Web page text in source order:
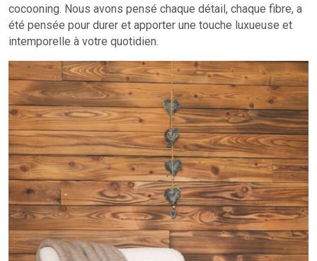
cocooning. Nous avons pensé chaque détail, chaque fibre, a
été pensée pour durer et apporter une touche luxueuse et
intemporelle à votre quotidien.